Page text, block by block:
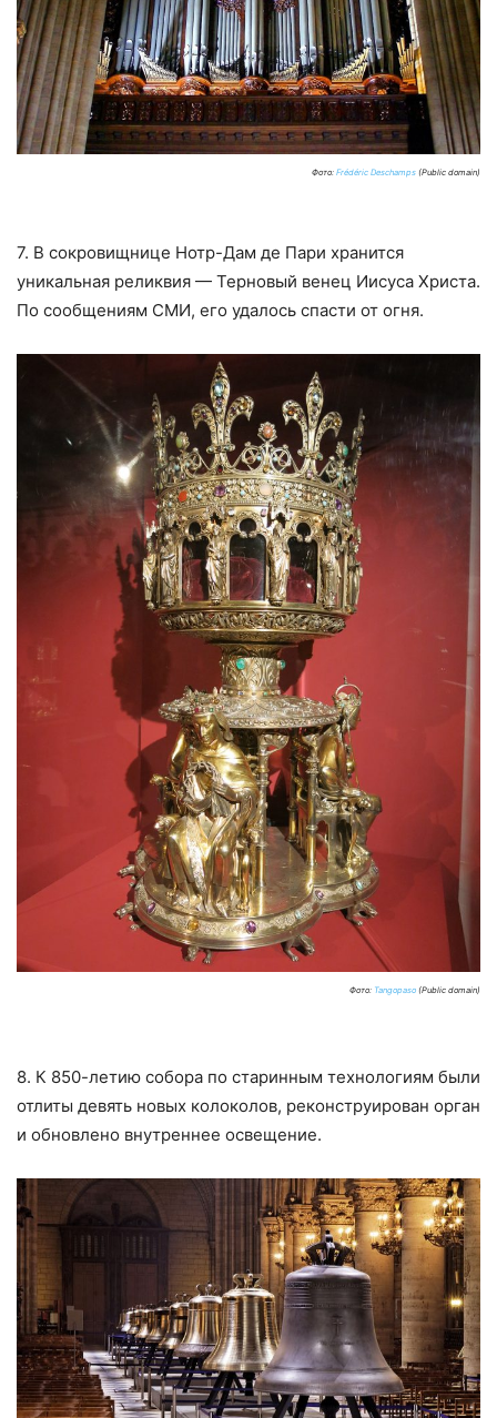
Фото: Frédéric Deschamps (Public domain)
7. В сокровищнице Нотр-Дам де Пари хранится
уникальная реликвия — Терновый венец Иисуса Христа.
По сообщениям СМИ, его удалось спасти от огня.
Фото: Tangopaso (Public domain)
8. К 850-летию собора по старинным технологиям были
отлиты девять новых колоколов, реконструирован орган
и обновлено внутреннее освещение.